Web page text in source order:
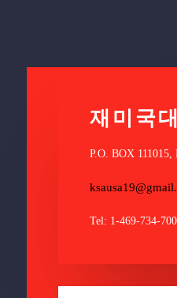
재미국
P.O. BOX
Tel: 1-469-734-